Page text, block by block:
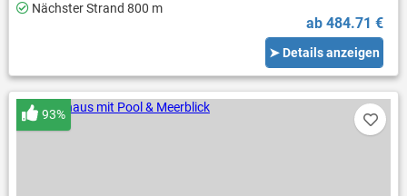
Nächster Strand 800 m
ab 484.71 €
➤ Details anzeigen
93%